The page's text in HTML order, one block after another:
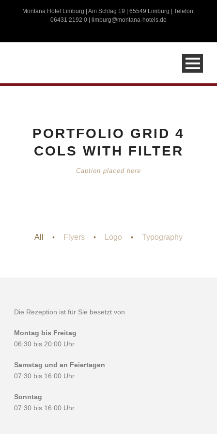
Montana Hotel Limburg | Am Schlag 19 | 65549 Limburg | Telefon:
06431 2192 0 |
limburg@montana-hotels.de
PORTFOLIO GRID 4
COLS WITH FILTER
Caption placed here
All • Flyers • Logo • Typography
Die Rezeption ist für Sie besetzt von
Montag bis Freitag
06:30 bis 20:00 Uhr
Samstag und an Feiertagen
07:30 bis 16:00 Uhr
Sonntag
07:30 bis 16:00 Uhr